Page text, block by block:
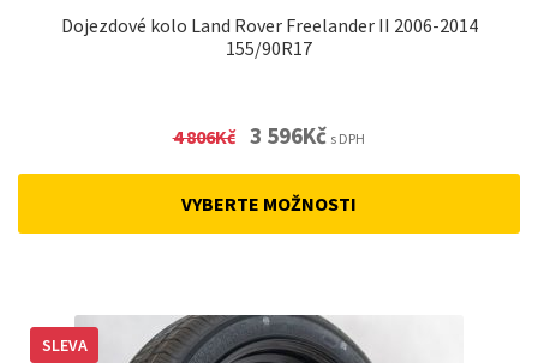
Dojezdové kolo Land Rover Freelander II 2006-2014
155/90R17
4 806Kč Original
3 596KčCurrent
s DPH
VYBERTE MOŽNOSTI
SLEVA